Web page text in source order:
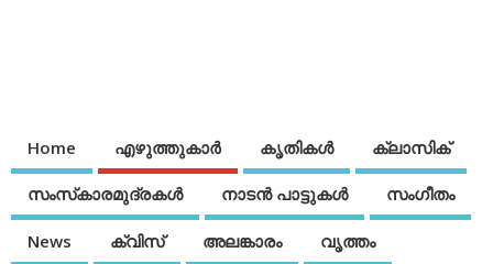
Home എഴുത്തുകാര്‍ കൃതികൾ ക്ലാസിക്
സംസ്‌കാരമുദ്രകള്‍ നാടന്‍ പാട്ടുകള്‍ സംഗീതം
News ക്വിസ് അലങ്കാരം വൃത്തം